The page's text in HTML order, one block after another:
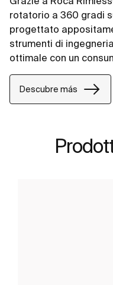
rotatorio a 360 gradi
progettato
strumenti di
ottimale con un
Descubre más